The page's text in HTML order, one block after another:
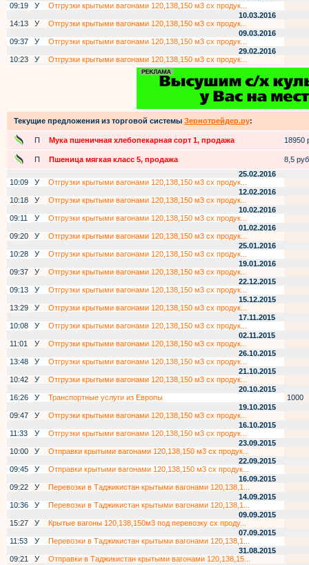
09:19
У
Отгрузки крытыми вагонами 120,138,150 м3 сх продук...
10.03.2016
14:13
У
Отгрузки крытыми вагонами 120,138,150 м3 сх продук...
09.03.2016
09:37
У
Отгрузки крытыми вагонами 120,138,150 м3 сх продук...
29.02.2016
10:23
У Отгрузки крытыми вагонами 120,138,150 м3 сх продук...
Текущие предложения из торговой системы Зернотрейдер.ру:
П Мука пшеничная хлебопекарная сорт 1, продажа 18950
П Пшеница мягкая класс 5, продажа
8,5
25.02.2016
10:09
У
Отгрузки крытыми вагонами 120,138,150 м3 сх продук...
12.02.2016
10:18
У
Отгрузки крытыми вагонами 120,138,150 м3 сх продук...
10.02.2016
09:11
У
Отгрузки крытыми вагонами 120,138,150 м3 сх продук...
01.02.2016
09:20
У
Отгрузки крытыми вагонами 120,138,150 м3 сх продук...
25.01.2016
10:28
У
Отгрузки крытыми вагонами 120,138,150 м3 сх продук...
19.01.2016
09:37
У
Отгрузки крытыми вагонами 120,138,150 м3 сх продук...
22.12.2015
09:13
У
Отгрузки крытыми вагонами 120,138,150 м3 сх продук...
15.12.2015
13:29
У
Отгрузки крытыми вагонами 120,138,150 м3 сх продук...
17.11.2015
10:08
У
Отгрузки крытыми вагонами 120,138,150 м3 сх продук...
02.11.2015
11:01
У
Отгрузки крытыми вагонами 120,138,150 м3 сх продук...
26.10.2015
13:48
У
Отгрузки крытыми вагонами 120,138,150 м3 сх продук...
21.10.2015
10:42
У
Отгрузки крытыми вагонами 120,138,150 м3 сх продук...
20.10.2015
16:26
У Транспортные услуги из Европы
1000
19.10.2015
09:47
У
Отгрузки крытыми вагонами 120,138,150 м3 сх продук...
16.10.2015
11:33
У
Отгрузки крытыми вагонами 120,138,150 м3 сх продук...
23.09.2015
10:00
У
Отправки крытыми вагонами 120,138,150 м3 сх продук...
22.09.2015
09:45
У
Отправки крытыми вагонами 120,138,150 м3 сх продук...
16.09.2015
09:22
У
Перевозки в Таджикистан крытыми вагонами 120,138,1...
14.09.2015
10:36
У
Перевозки в Таджикистан крытыми вагонами 120,138,1...
09.09.2015
15:27
У
Крытые вагоны 120,138,150м3 под перевозку сх проду...
07.09.2015
11:53
У
Перевозки в Таджикистан крытыми вагонами 120,138,1...
31.08.2015
09:21
У
Отправки в Таджикистан крытыми вагонами 120,138,15...